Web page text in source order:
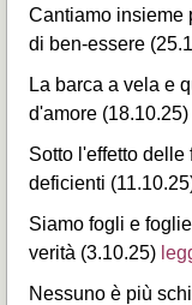
Cantiamo insieme
di ben-essere
La barca a vela e
d'amore (18.10.25)
Sotto l'effetto delle
deficienti
Siamo fogli e
verità (3.10.25)
Nessuno è più